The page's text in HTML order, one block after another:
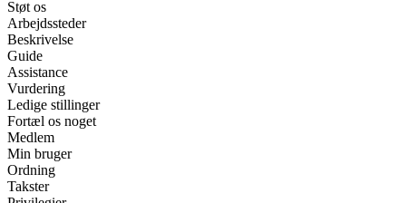
Støt os
Arbejdssteder
Beskrivelse
Guide
Assistance
Vurdering
Ledige stillinger
Fortæl os noget
Medlem
Min bruger
Ordning
Takster